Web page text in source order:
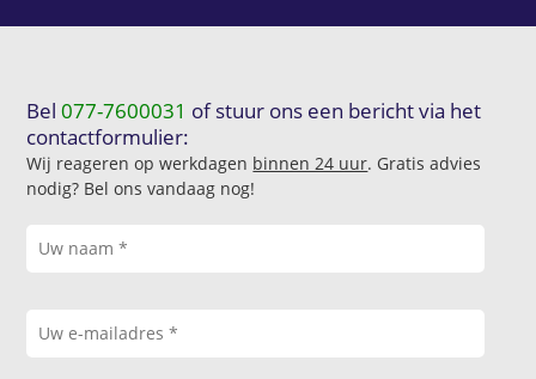
Bel077-7600031 of stuur ons een bericht via het
contactformulier:
Wij reageren op werkdagen binnen 24 uur. Gratis advies
nodig? Bel ons vandaag nog!